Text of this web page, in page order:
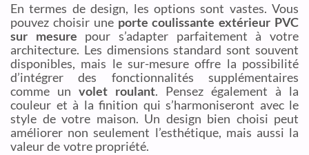
En termes de design, les options sont vastes. Vous
pouvez choisir une porte coulissante extérieur PVC
sur mesure pour s’adapter parfaitement à votre
architecture. Les dimensions standard sont souvent
disponibles, mais le sur-mesure offre la possibilité
d’intégrer des fonctionnalités supplémentaires
comme un volet roulant. Pensez également à la
couleur et à la finition qui s’harmoniseront avec le
style de votre maison. Un design bien choisi peut
améliorer non seulement l’esthétique, mais aussi la
valeur de votre propriété.